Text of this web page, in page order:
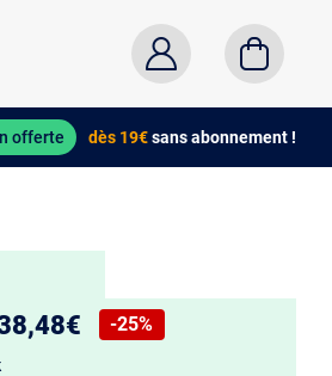
offerte dès 19€sans abonnement !
: prix :
de :
-25%